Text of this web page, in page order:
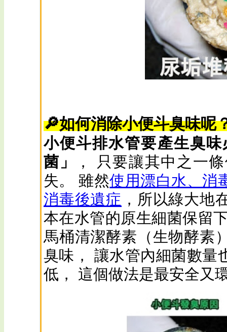
🔎如何消除小便斗臭味呢
小便斗排水管要產生臭
菌」
， 只要讓其中之一
失。 雖然使用漂白水、消
消毒後遺症 ，所以綠大地
本在水管的原生細菌保留
馬桶清潔酵素（生物酵素
臭味， 讓水管內細菌數量
低， 這個做法是最安全又